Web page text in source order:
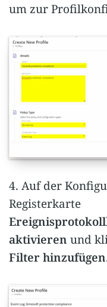
um zur
4. Auf der
Registerkarte
aktivieren und
Filter hinzufügen